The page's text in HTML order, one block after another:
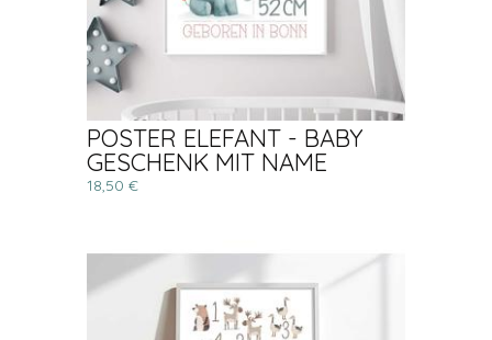
POSTER ELEFANT - BABY
GESCHENK MIT NAME
18,50 €